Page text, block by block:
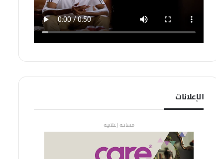
الإعلانات
مساحة إعلانية